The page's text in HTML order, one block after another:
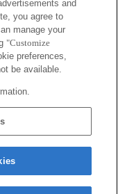
A utilizando o
[MF Assist]
ampliar a
Magnifier]
Assist]
nas "Custom
personalizadas].
and
you agree to
manage your
"Customize
preferences,
be available.